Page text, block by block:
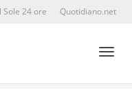
Sole 24 ore Quotidiano.net